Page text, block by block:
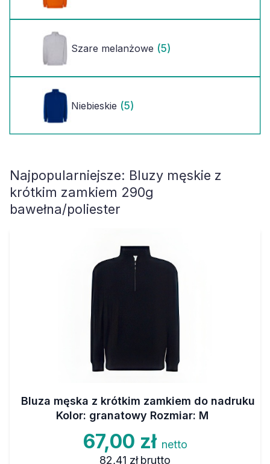
Szare melanżowe (5)
Niebieskie (5)
Najpopularniejsze: Bluzy męskie z
krótkim zamkiem 290g
bawełna/poliester
Bluza męska z krótkim zamkiem do nadruku
Kolor: granatowy Rozmiar: M
67,00 zł netto
82,41 zł brutto